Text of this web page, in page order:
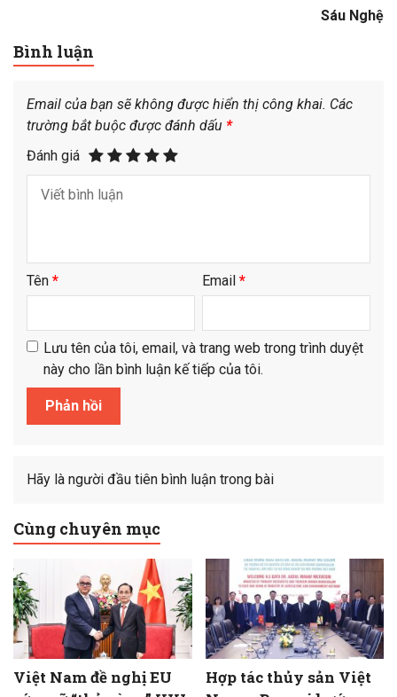
Sáu Nghệ
Bình luận
Email của bạn sẽ không được hiển thị công khai. Các
trường bắt buộc được đánh dấu *
Đánh giá
Tên * Email *
Lưu tên của tôi, email, và trang web trong trình duyệt
này cho lần bình luận kế tiếp của tôi.
Hãy là người đầu tiên bình luận trong bài
Cùng chuyên mục
Việt Nam đề nghị EU
Hợp tác thủy sản Việt